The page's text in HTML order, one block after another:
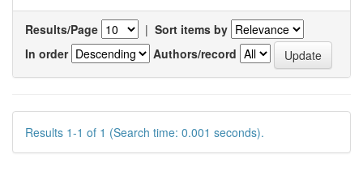
Results/Page | Sort items by
In order
Authors/record
Results 1-1 of 1 (Search time: 0.001 seconds).